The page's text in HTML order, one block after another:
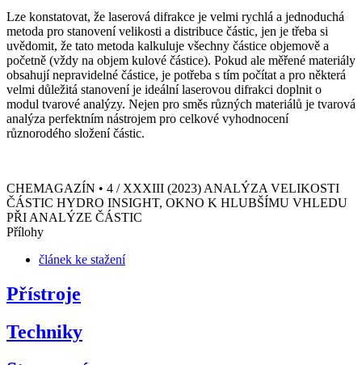
Lze konstatovat, že laserová difrakce je velmi rychlá a jednoduchá
metoda pro stanovení velikosti a distribuce částic, jen je třeba si
uvědomit, že tato metoda kalkuluje všechny částice objemově a
početně (vždy na objem kulové částice). Pokud ale měřené materiály
obsahují nepravidelné částice, je potřeba s tím počítat a pro některá
velmi důležitá stanovení je ideální laserovou difrakci doplnit o
modul tvarové analýzy. Nejen pro směs různých materiálů je tvarová
analýza perfektním nástrojem pro celkové vyhodnocení
různorodého složení částic.
CHEMAGAZÍN • 4 / XXXIII (2023) ANALÝZA VELIKOSTI
ČÁSTIC HYDRO INSIGHT, OKNO K HLUBŠÍMU VHLEDU
PŘI ANALÝZE ČÁSTIC
Přílohy
článek ke stažení
Přístroje
Techniky